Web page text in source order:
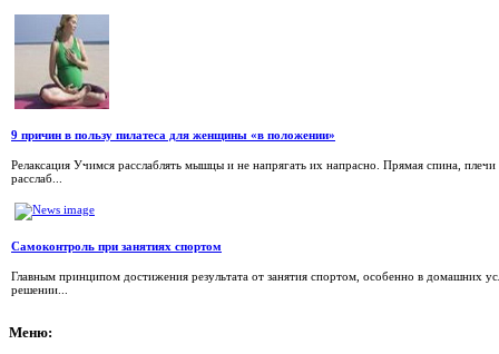
9 причин в пользу пилатеса для женщины «в положении»
Релаксация Учимся расслаблять мышцы и не напрягать их напрасно. Прямая спина,
расслаб...
Самоконтроль при занятиях спортом
Главным принципом достижения результата от занятия спортом, особенно в домашних
решении...
Меню: